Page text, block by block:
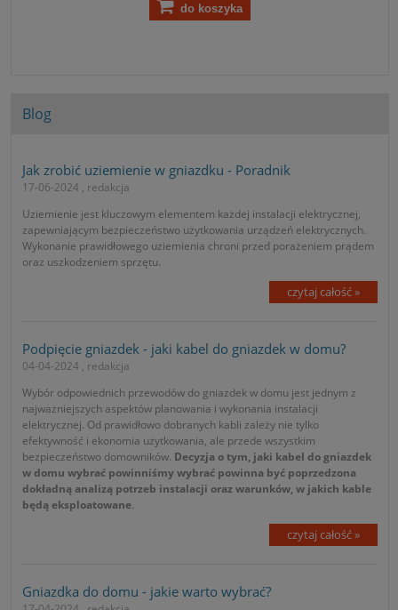
do koszyka
Blog
Jak zrobić uziemienie w gniazdku - Poradnik
17-06-2024 , redakcja
Uziemienie jest kluczowym elementem każdej instalacji elektrycznej,
zapewniającym bezpieczeństwo użytkowania urządzeń elektrycznych.
Wykonanie prawidłowego uziemienia chroni przed porażeniem prądem
oraz uszkodzeniem sprzętu.
czytaj całość »
Podpięcie gniazdek - jaki kabel do gniazdek w domu?
04-04-2024 , redakcja
Wybór odpowiednich przewodów do gniazdek w domu jest jednym z
najważniejszych aspektów planowania i wykonania instalacji
elektrycznej. Od prawidłowo dobranych kabli zależy nie tylko
efektywność i ekonomia użytkowania, ale przede wszystkim
bezpieczeństwo domowników. Decyzja o tym, jaki kabel do gniazdek
w domu wybrać powinniśmy wybrać powinna być poprzedzona
dokładną analizą potrzeb instalacji oraz warunków, w jakich kable
będą eksploatowane.
czytaj całość »
Gniazdka do domu - jakie warto wybrać?